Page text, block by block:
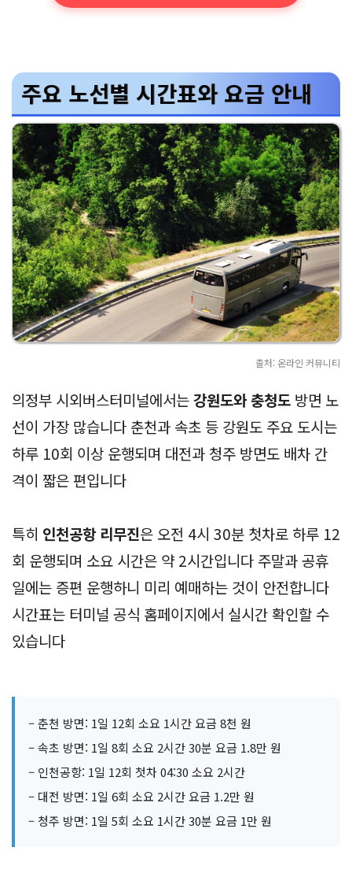
주요 노선별 시간표와 요금 안내
출처: 온라인 커뮤니티
의정부 시외버스터미널에서는강원도와 충청도 방면 노
선이 가장 많습니다 춘천과 속초 등 강원도 주요 도시는
하루 10회 이상 운행되며 대전과 청주 방면도 배차 간
격이 짧은 편입니다
특히 인천공항 리무진은 오전 4시 30분 첫차로 하루 12
회 운행되며 소요 시간은 약 2시간입니다 주말과 공휴
일에는 증편 운행하니 미리 예매하는 것이 안전합니다
시간표는 터미널 공식 홈페이지에서 실시간 확인할 수
있습니다
– 춘천 방면: 1일 12회 소요 1시간 요금 8천 원
– 속초 방면: 1일 8회 소요 2시간 30분 요금 1.8만 원
– 인천공항: 1일 12회 첫차 04:30 소요 2시간
– 대전 방면: 1일 6회 소요 2시간 요금 1.2만 원
– 청주 방면: 1일 5회 소요 1시간 30분 요금 1만 원